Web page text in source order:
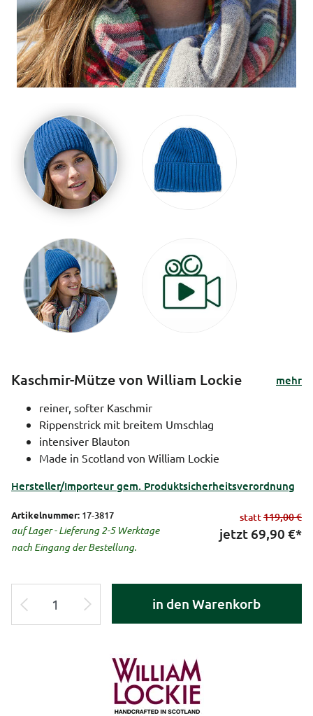
Kaschmir-Mütze von William Lockie
mehr
reiner, softer Kaschmir
Rippenstrick mit breitem Umschlag
intensiver Blauton
Made in Scotland von William Lockie
Hersteller/Importeur gem. Produktsicherheitsverordnung
Artikelnummer: 17-3817
auf Lager - Lieferung 2-5 Werktage
nach Eingang der Bestellung.
statt119,00 €
jetzt 69,90 €*
in den Warenkorb